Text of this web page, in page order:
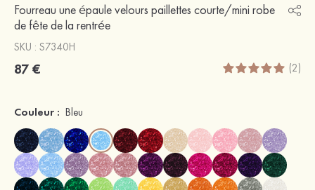
Fourreau une épaule velours paillettes courte/mini robe
de fête de la rentrée
SKU : S7340H
87 € (2)
Couleur : Bleu